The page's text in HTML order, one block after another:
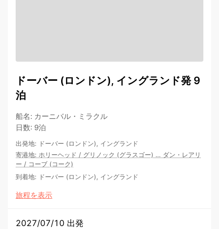
ドーバー (ロンドン), イングランド発 9
泊
船名: カーニバル・ミラクル
日数: 9泊
出発地: ドーバー (ロンドン), イングランド
寄港地: ホリーヘッド / グリノック (グラスゴー) … ダン・レアリ
ー / コーブ (コーク)
到着地: ドーバー (ロンドン), イングランド
旅程を表示
2027/07/10 出発